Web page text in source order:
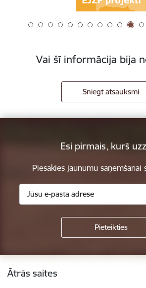
Vai šī informācija bija
Sniegt atsauksmi
Esi pirmais, kurš
Piesakies jaunumu saņemšanai
Kājene
Ātrās saites